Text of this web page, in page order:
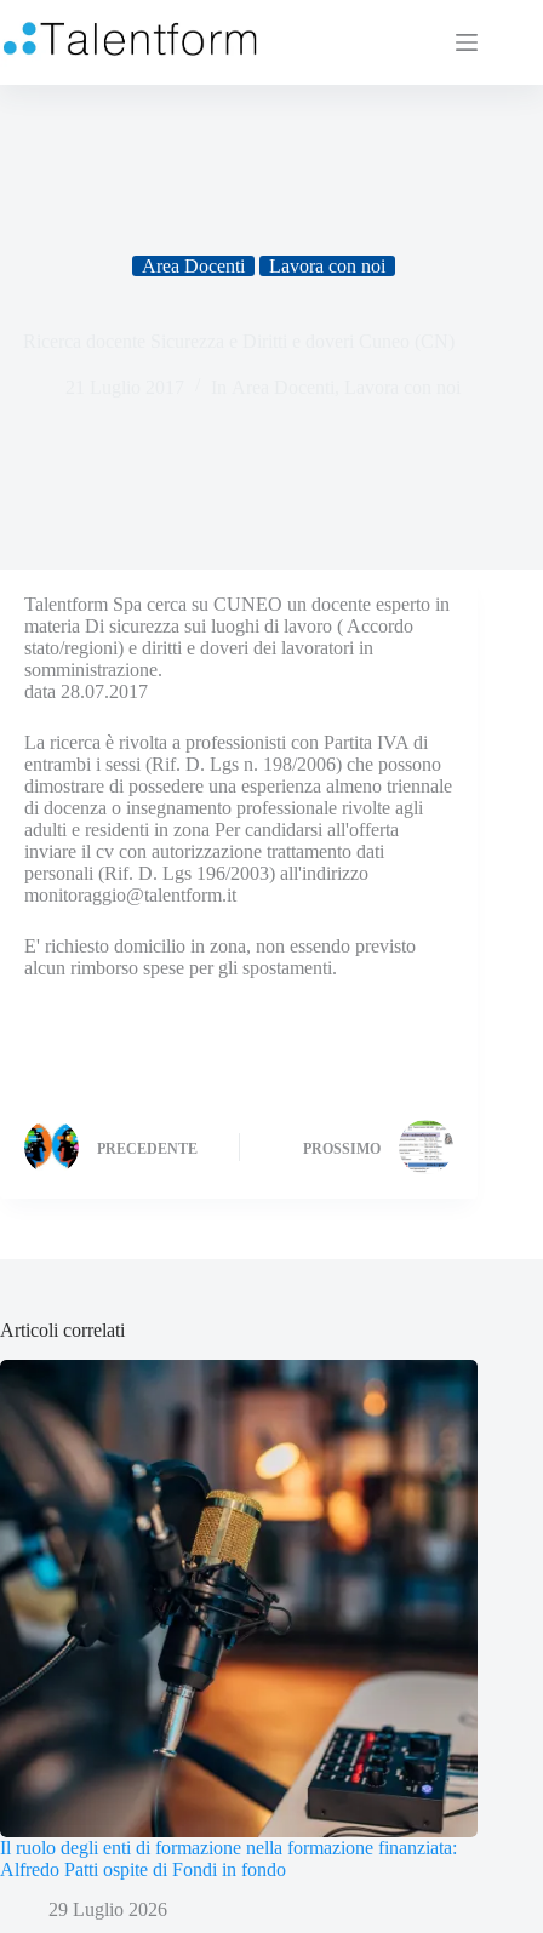
Area Docenti Lavora con noi
Talentform Spa cerca su CUNEO un docente esperto in
materia Di sicurezza sui luoghi di lavoro ( Accordo
stato/regioni) e diritti e doveri dei lavoratori in
somministrazione.
data 28.07.2017
La ricerca è rivolta a professionisti con Partita IVA di
entrambi i sessi (Rif. D. Lgs n. 198/2006) che possono
dimostrare di possedere una esperienza almeno triennale
di docenza o insegnamento professionale rivolte agli
adulti e residenti in zona Per candidarsi all'offerta
inviare il cv con autorizzazione trattamento dati
personali (Rif. D. Lgs 196/2003) all'indirizzo
monitoraggio@talentform.it
E' richiesto domicilio in zona, non essendo previsto
alcun rimborso spese per gli spostamenti.
PRECEDENTE PROSSIMO
Articoli correlati
Il ruolo degli enti di formazione nella formazione finanziata:
Alfredo Patti ospite di Fondi in fondo
29 Luglio 2026